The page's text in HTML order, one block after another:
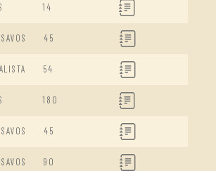
14
45
54
180
45
90